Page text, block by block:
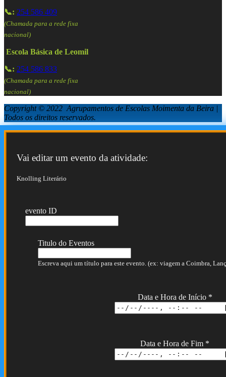
📞: 254 586 409
(Chamada para a rede fixa
nacional)
Escola Básica de Leomil
📞: 254 586 833
(Chamada para a rede fixa
nacional)
Copyright © 2022 Agrupamentos de Escolas Moimenta da Beira |
Todos os direitos reservados.
Vai editar um evento da atividade:
Knolling Literário
evento ID
Titulo do Eventos
Escreva aqui um título para este evento. (ex: viagem a Coimbra,
Data e Hora de Início *
Data e Hora de Fim *